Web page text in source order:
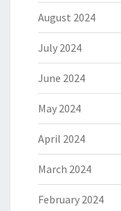
August 2024
July 2024
June 2024
May 2024
April 2024
March 2024
February 2024